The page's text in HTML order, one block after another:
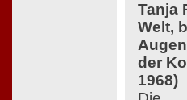
Tanja
Welt,
der
1968)